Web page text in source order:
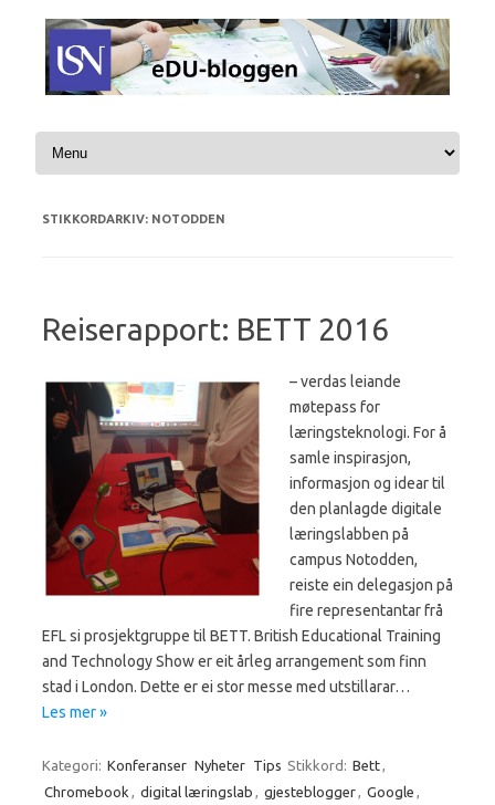
Hopp til innhold
STIKKORDARKIV: NOTODDEN
Reiserapport: BETT 2016
– verdas leiande
møtepass for
læringsteknologi. For å
samle inspirasjon,
informasjon og idear til
den planlagde digitale
læringslabben på
campus Notodden,
reiste ein delegasjon på
fire representantar frå
EFL si prosjektgruppe til BETT. British Educational Training
and Technology Show er eit årleg arrangement som finn
stad i London. Dette er ei stor messe med utstillarar…
Les mer »
Kategori: Konferanser Nyheter Tips Stikkord: Bett,
Chromebook , digital læringslab , gjesteblogger, Google ,